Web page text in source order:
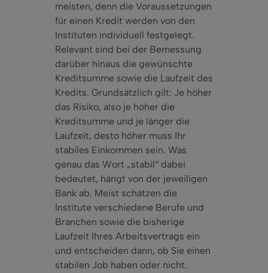
meisten, denn die Voraussetzungen
für einen Kredit werden von den
Instituten individuell festgelegt.
Relevant sind bei der Bemessung
darüber hinaus die gewünschte
Kreditsumme sowie die Laufzeit des
Kredits. Grundsätzlich gilt: Je höher
das Risiko, also je höher die
Kreditsumme und je länger die
Laufzeit, desto höher muss Ihr
stabiles Einkommen sein. Was
genau das Wort „stabil“ dabei
bedeutet, hängt von der jeweiligen
Bank ab. Meist schätzen die
Institute verschiedene Berufe und
Branchen sowie die bisherige
Laufzeit Ihres Arbeitsvertrags ein
und entscheiden dann, ob Sie einen
stabilen Job haben oder nicht.